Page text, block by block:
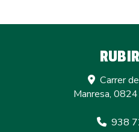
Carrer
Manresa,
938